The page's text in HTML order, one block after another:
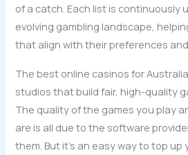
of a catch. Each list is
evolving gambling landscape,
that align with their preferences
The best online casinos for
studios that build fair, high-quality
The quality of the games you play
are is all due to the software
them. But it’s an easy way to top